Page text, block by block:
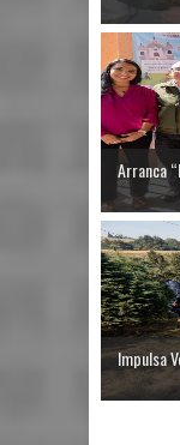
Arranca
Impulsa